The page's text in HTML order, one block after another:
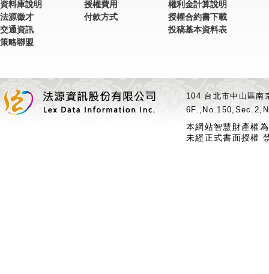
資料庫說明
法源徵才
交通資訊
策略聯盟
授權費用
付款方式
權利金計算說明
授權合約書下載
投稿基本資料表
104 台北市中山區
本網站智慧財產權
未經正式書面授權